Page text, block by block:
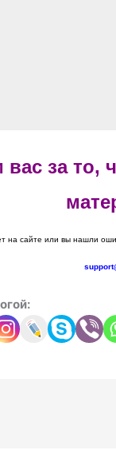
вас за то,
на сайте или вы нашли